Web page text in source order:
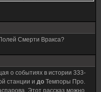
Смерти Вракса?
о событиях в истории 333-
станции и до Темпоры Про.
Этот рассказ можно